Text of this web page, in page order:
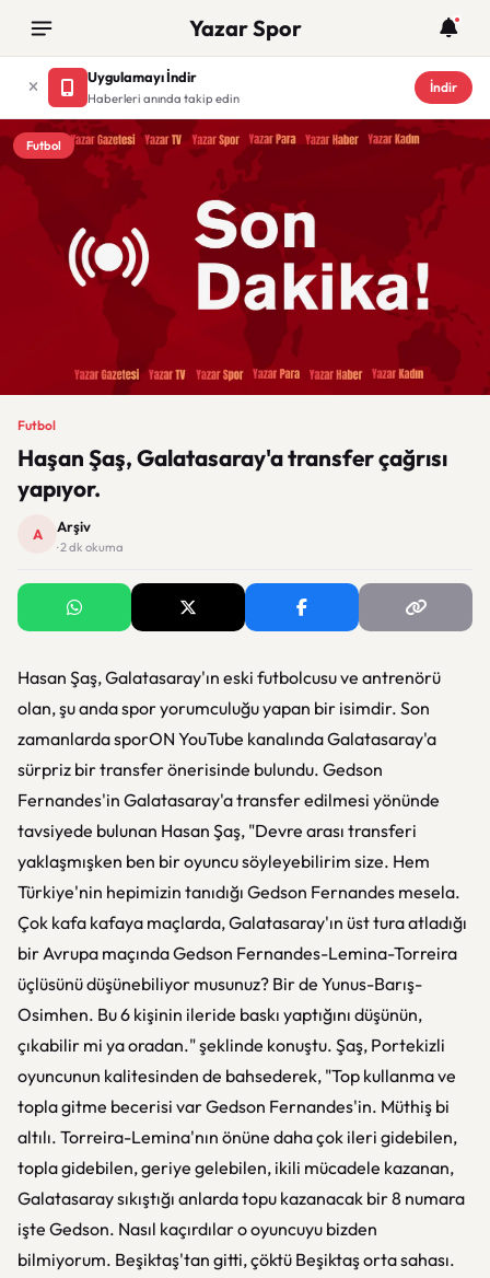
Yazar Spor
Uygulamayı İndir
Haberleri anında takip edin
İndir
Futbol
Futbol
Haşan Şaş, Galatasaray'a transfer çağrısı
yapıyor.
A Arşiv
· 2 dk okuma
Hasan Şaş, Galatasaray'ın eski futbolcusu ve antrenörü
olan, şu anda spor yorumculuğu yapan bir isimdir. Son
zamanlarda sporON YouTube kanalında Galatasaray'a
sürpriz bir transfer önerisinde bulundu. Gedson
Fernandes'in Galatasaray'a transfer edilmesi yönünde
tavsiyede bulunan Hasan Şaş, "Devre arası transferi
yaklaşmışken ben bir oyuncu söyleyebilirim size. Hem
Türkiye'nin hepimizin tanıdığı Gedson Fernandes mesela.
Çok kafa kafaya maçlarda, Galatasaray'ın üst tura atladığı
bir Avrupa maçında Gedson Fernandes-Lemina-Torreira
üçlüsünü düşünebiliyor musunuz? Bir de Yunus-Barış-
Osimhen. Bu 6 kişinin ileride baskı yaptığını düşünün,
çıkabilir mi ya oradan." şeklinde konuştu. Şaş, Portekizli
oyuncunun kalitesinden de bahsederek, "Top kullanma ve
topla gitme becerisi var Gedson Fernandes'in. Müthiş bi
altılı. Torreira-Lemina'nın önüne daha çok ileri gidebilen,
topla gidebilen, geriye gelebilen, ikili mücadele kazanan,
Galatasaray sıkıştığı anlarda topu kazanacak bir 8 numara
işte Gedson. Nasıl kaçırdılar o oyuncuyu bizden
bilmiyorum. Beşiktaş'tan gitti, çöktü Beşiktaş orta sahası.